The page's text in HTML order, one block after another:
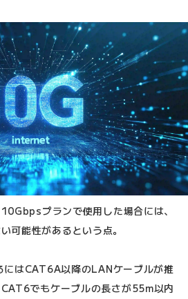
プランで使用した場合には、
可能性があるという点。
にはCAT6A以降のLANケーブルが推
でもケーブルの長さが55m以内